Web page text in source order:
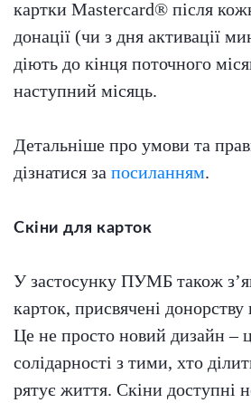
картки Mastercard® після
донації (чи з дня активації
діють до кінця поточного
наступний місяць.
Детальніше про умови та
дізнатися за посиланням.
Скіни для карток
У застосунку ПУМБ також
карток, присвячені донорству
Це не просто новий дизайн –
солідарності з тими, хто
рятує життя. Скіни доступні